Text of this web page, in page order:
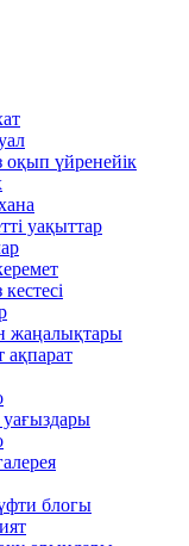
оқып үйренейік
уақыттар
жаңалықтары
ақпарат
блогы